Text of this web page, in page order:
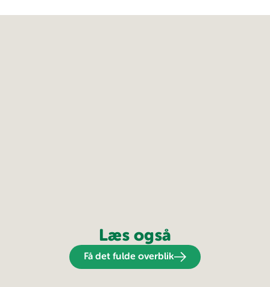
Læs også
Få det fulde overblik